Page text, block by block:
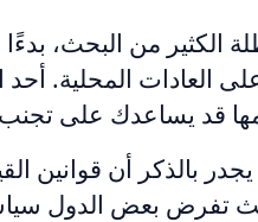
من البحث، بدءًا
العادات المحلية. أحد
فهمها قد يساعدك على
بالذكر أن قوانين
تفرض بعض الدول